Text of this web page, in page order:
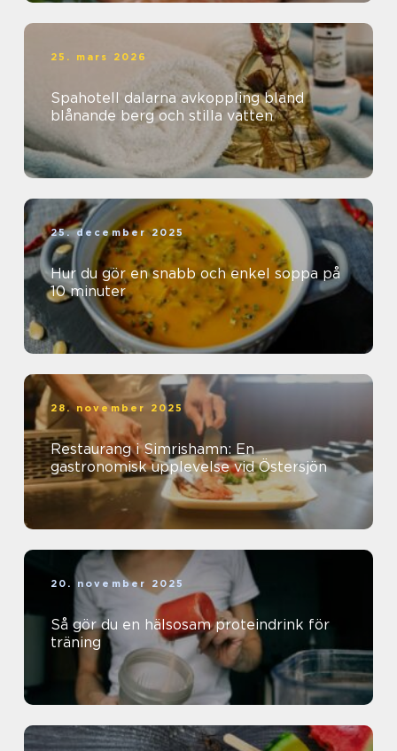
25. mars 2026
Spahotell dalarna avkoppling bland
blånande berg och stilla vatten
25. december 2025
Hur du gör en snabb och enkel soppa på
10 minuter
28. november 2025
Restaurang i Simrishamn: En
gastronomisk upplevelse vid Östersjön
20. november 2025
Så gör du en hälsosam proteindrink för
träning